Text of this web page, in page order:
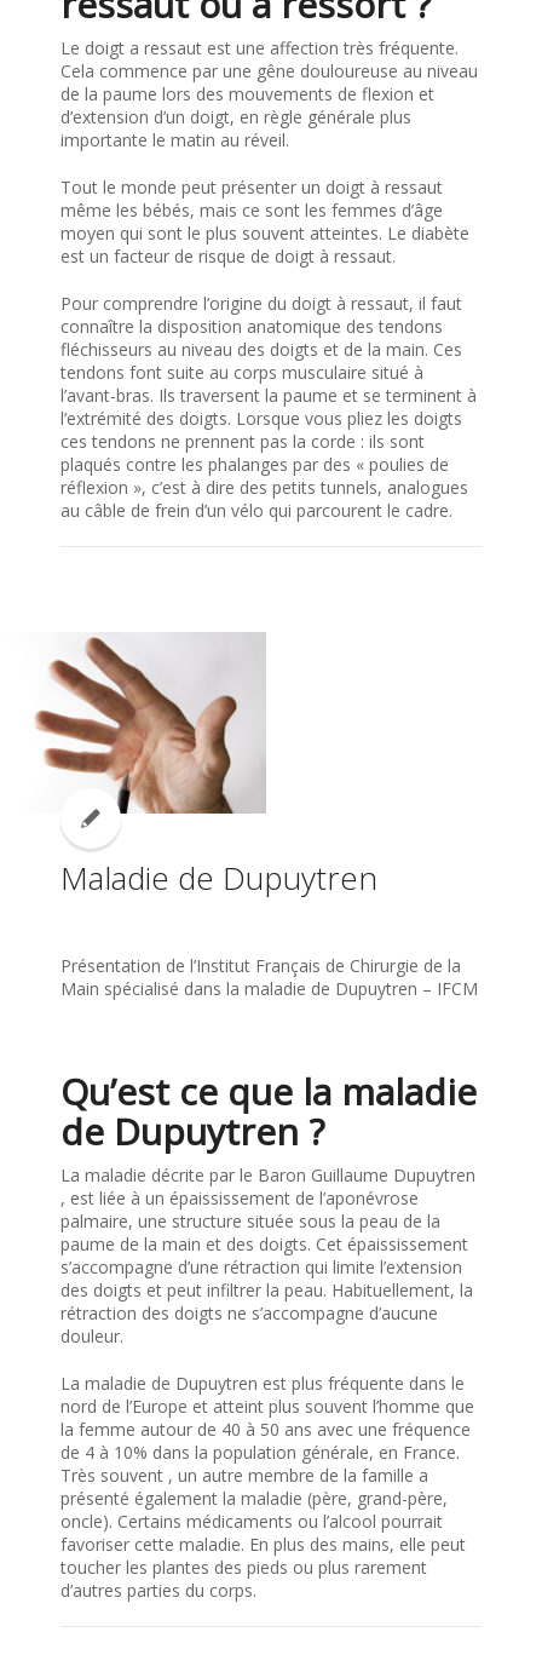
Le doigt a ressaut est une affection très fréquente.
Cela commence par une gêne douloureuse au niveau
de la paume lors des mouvements de flexion et
d’extension d’un doigt, en règle générale plus
importante le matin au réveil.
Tout le monde peut présenter un doigt à ressaut
même les bébés, mais ce sont les femmes d’âge
moyen qui sont le plus souvent atteintes. Le diabète
est un facteur de risque de doigt à ressaut.
Pour comprendre l’origine du doigt à ressaut, il faut
connaître la disposition anatomique des tendons
fléchisseurs au niveau des doigts et de la main. Ces
tendons font suite au corps musculaire situé à
l’avant-bras. Ils traversent la paume et se terminent à
l’extrémité des doigts. Lorsque vous pliez les doigts
ces tendons ne prennent pas la corde : ils sont
plaqués contre les phalanges par des « poulies de
réflexion », c’est à dire des petits tunnels, analogues
au câble de frein d’un vélo qui parcourent le cadre.
Maladie de Dupuytren
Présentation de l’Institut Français de Chirurgie de la
Main spécialisé dans la maladie de Dupuytren – IFCM
Qu’est ce que la maladie
de Dupuytren ?
La maladie décrite par le Baron Guillaume Dupuytren
, est liée à un épaississement de l’aponévrose
palmaire, une structure située sous la peau de la
paume de la main et des doigts. Cet épaississement
s’accompagne d’une rétraction qui limite l’extension
des doigts et peut infiltrer la peau. Habituellement, la
rétraction des doigts ne s’accompagne d’aucune
douleur.
La maladie de Dupuytren est plus fréquente dans le
nord de l’Europe et atteint plus souvent l’homme que
la femme autour de 40 à 50 ans avec une fréquence
de 4 à 10% dans la population générale, en France.
Très souvent , un autre membre de la famille a
présenté également la maladie (père, grand-père,
oncle). Certains médicaments ou l’alcool pourrait
favoriser cette maladie. En plus des mains, elle peut
toucher les plantes des pieds ou plus rarement
d’autres parties du corps.